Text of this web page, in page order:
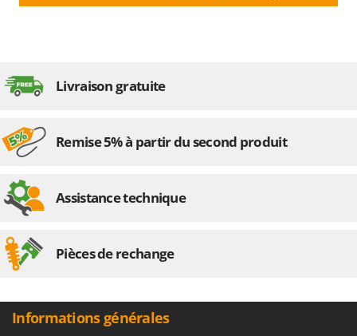
Livraison gratuite
Remise 5% à partir du second produit
Assistance technique
Pièces de rechange
Informations générales